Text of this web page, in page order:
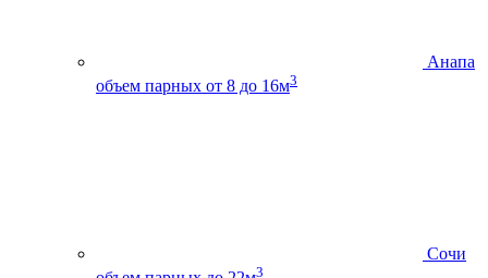
Анапа
объем парных от 8 до 16м3
Сочи
3